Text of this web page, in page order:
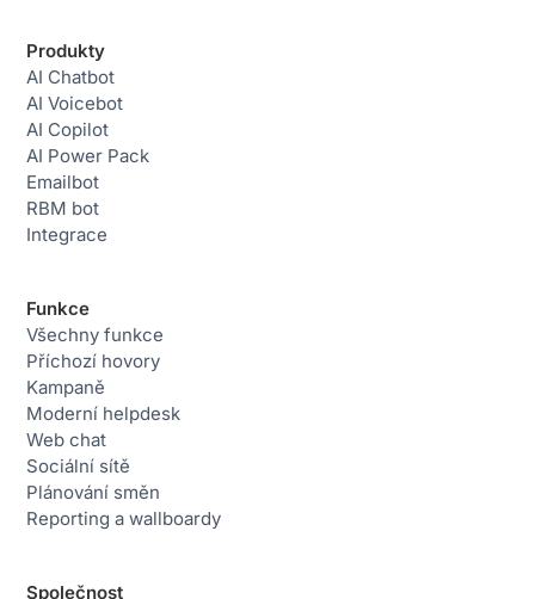
Produkty
AI Chatbot
AI Voicebot
AI Copilot
AI Power Pack
Emailbot
RBM bot
Integrace
Funkce
Všechny funkce
Příchozí hovory
Kampaně
Moderní helpdesk
Web chat
Sociální sítě
Plánování směn
Reporting a wallboardy
Společnost